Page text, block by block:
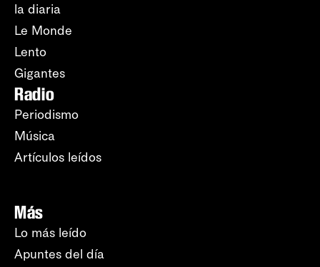
la diaria
Le Monde
Lento
Gigantes
Radio
Periodismo
Música
Artículos leídos
Más
Lo más leído
Apuntes del día